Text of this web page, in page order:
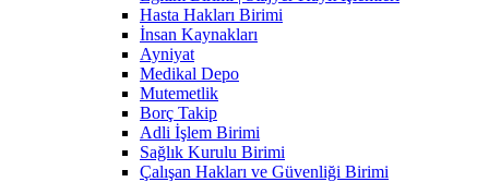
Hasta Hakları Birimi
İnsan Kaynakları
Ayniyat
Medikal Depo
Mutemetlik
Borç Takip
Adli İşlem Birimi
Sağlık Kurulu Birimi
Çalışan Hakları ve Güvenliği Birimi